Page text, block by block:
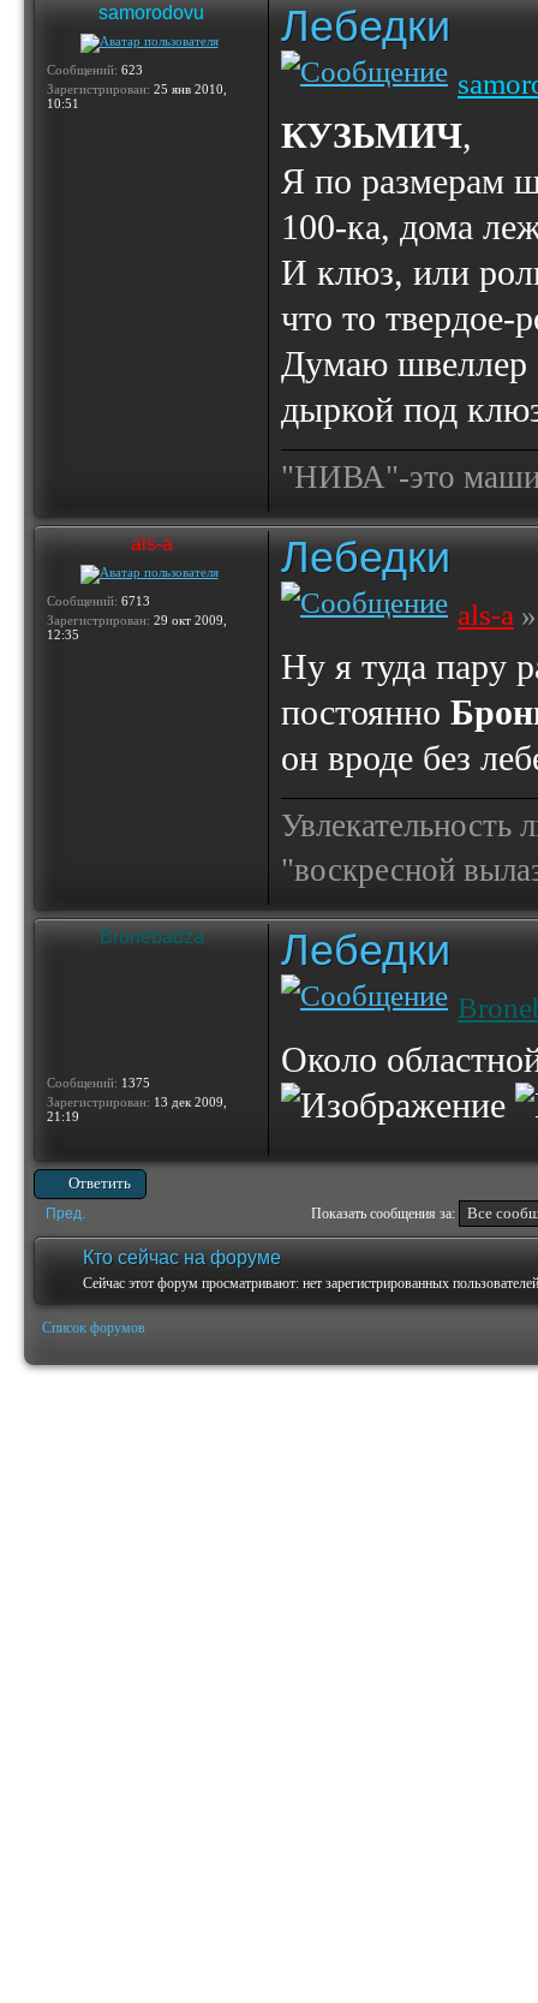
samorodovu
Сообщений: 623
Зарегистрирован: 25 янв 2010,
10:51
Лебедки
КУЗЬМИЧ,
Я по размерам
100-ка, дома
И клюз, или
что то
Думаю швеллер
дыркой под
"НИВА"-это
als-a
Сообщений: 6713
Зарегистрирован: 29 окт 2009,
12:35
Лебедки
als-a
Ну я туда пару
постоянно
он вроде без
Увлекательность
"воскресной
Bronebadza
Сообщений: 1375
Зарегистрирован: 13 дек 2009,
21:19
Лебедки
Около
Ответить
Пред. Показать сообщения за:
Кто сейчас на форуме
Сейчас этот форум просматривают: нет зарегистрированных
Список форумов